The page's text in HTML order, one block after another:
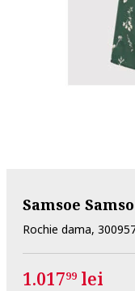
Samsoe
Rochie dama,
1.01799 lei